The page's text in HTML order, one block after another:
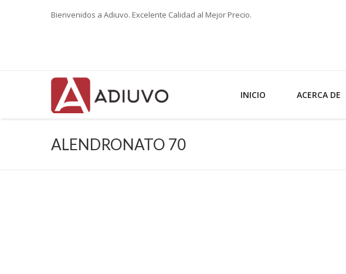
Bienvenidos a Adiuvo. Excelente Calidad al Mejor Precio.
INICIO ACERCA DE
ALENDRONATO 70